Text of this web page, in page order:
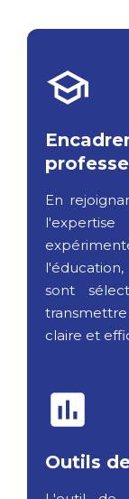
En
sont
claire et
Outils